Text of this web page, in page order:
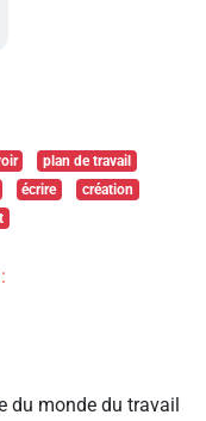
plan de travail
écrire
création
du monde du travail